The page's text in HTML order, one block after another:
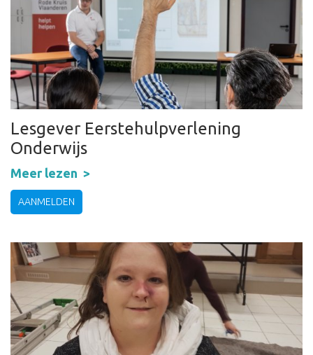
Lesgever Eerstehulpverlening
Onderwijs
Meer lezen
AANMELDEN